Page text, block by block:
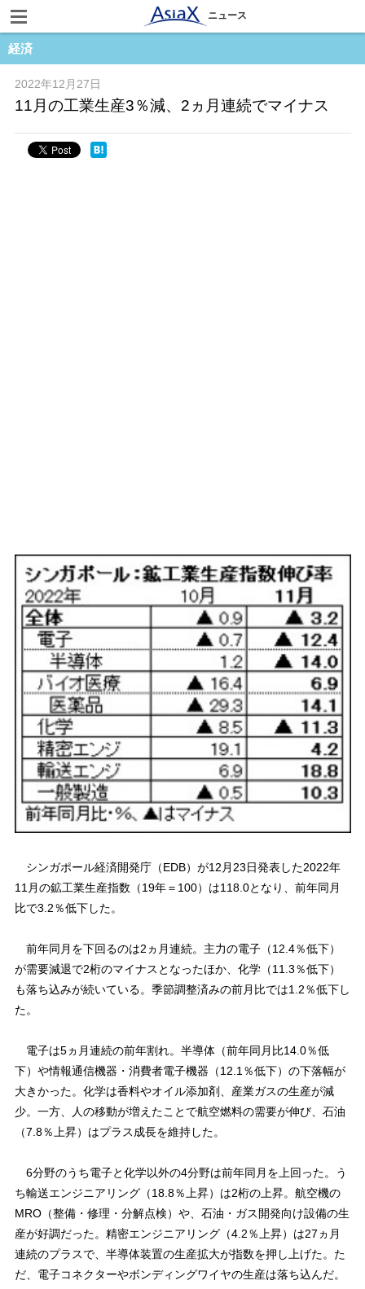
ニュース
経済
2022年12月27日
11月の工業生産3％減、2ヵ月連続でマイナス
シンガポール経済開発庁（EDB）が12月23日発表した2022年
11月の鉱工業生産指数（19年＝100）は118.0となり、前年同月
比で3.2％低下した。
前年同月を下回るのは2ヵ月連続。主力の電子（12.4％低下）
が需要減退で2桁のマイナスとなったほか、化学（11.3％低下）
も落ち込みが続いている。季節調整済みの前月比では1.2％低下し
た。
電子は5ヵ月連続の前年割れ。半導体（前年同月比14.0％低
下）や情報通信機器・消費者電子機器（12.1％低下）の下落幅が
大きかった。化学は香料やオイル添加剤、産業ガスの生産が減
少。一方、人の移動が増えたことで航空燃料の需要が伸び、石油
（7.8％上昇）はプラス成長を維持した。
6分野のうち電子と化学以外の4分野は前年同月を上回った。う
ち輸送エンジニアリング（18.8％上昇）は2桁の上昇。航空機の
MRO（整備・修理・分解点検）や、石油・ガス開発向け設備の生
産が好調だった。精密エンジニアリング（4.2％上昇）は27ヵ月
連続のプラスで、半導体装置の生産拡大が指数を押し上げた。た
だ、電子コネクターやボンディングワイヤの生産は落ち込んだ。